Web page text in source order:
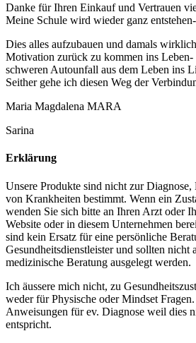
Danke für Ihren Einkauf und Vertrauen
Meine Schule wird wieder ganz
Dies alles aufzubauen und damals
Motivation zurück zu kommen ins Leben-
schweren Autounfall aus dem Leben ins
Seither gehe ich diesen Weg der
Maria Magdalena MARA
Sarina
Erklärung
Unsere Produkte sind nicht zur
von Krankheiten bestimmt. Wenn ein
wenden Sie sich bitte an Ihren Arzt oder
Website oder in diesem Unternehmen
sind kein Ersatz für eine persönliche
Gesundheitsdienstleister und sollten nicht
medizinische Beratung ausgelegt werden.
Ich äussere mich nicht, zu
weder für Physische oder Mindset
Anweisungen für ev. Diagnose weil dies
entspricht.